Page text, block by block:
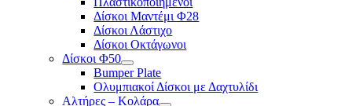
Δίσκοι Μαντέμι Φ28
Δίσκοι Λάστιχο
Δίσκοι Οκτάγωνοι
Δίσκοι Φ50
Bumper Plate
Ολυμπιακοί Δίσκοι με Δαχτυλίδι
Αλτήρες – Κολάρα